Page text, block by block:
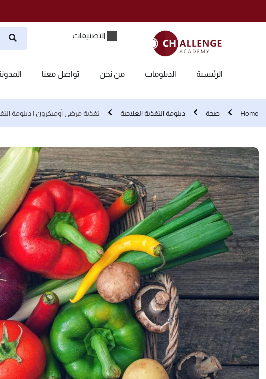
التصنيفات
الرئيسية الدبلومات من نحن تواصل معنا
Home صحة دبلومة التغذية العلاجية تغذية مرضى أوميكرون | دبلومة التغذية